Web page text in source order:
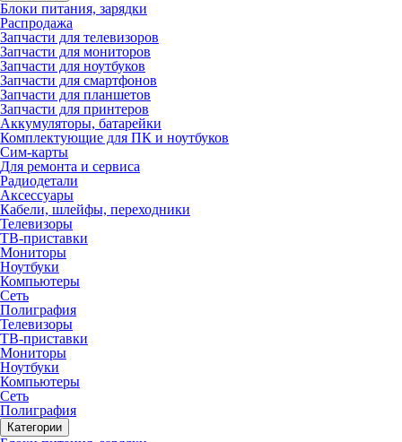
Блоки питания, зарядки
Распродажа
Запчасти для телевизоров
Запчасти для мониторов
Запчасти для ноутбуков
Запчасти для смартфонов
Запчасти для планшетов
Запчасти для принтеров
Аккумуляторы, батарейки
Комплектующие для ПК и ноутбуков
Сим-карты
Для ремонта и сервиса
Радиодетали
Аксессуары
Кабели, шлейфы, переходники
Телевизоры
ТВ-приставки
Мониторы
Ноутбуки
Компьютеры
Сеть
Полиграфия
Телевизоры
ТВ-приставки
Мониторы
Ноутбуки
Компьютеры
Сеть
Полиграфия
Категории